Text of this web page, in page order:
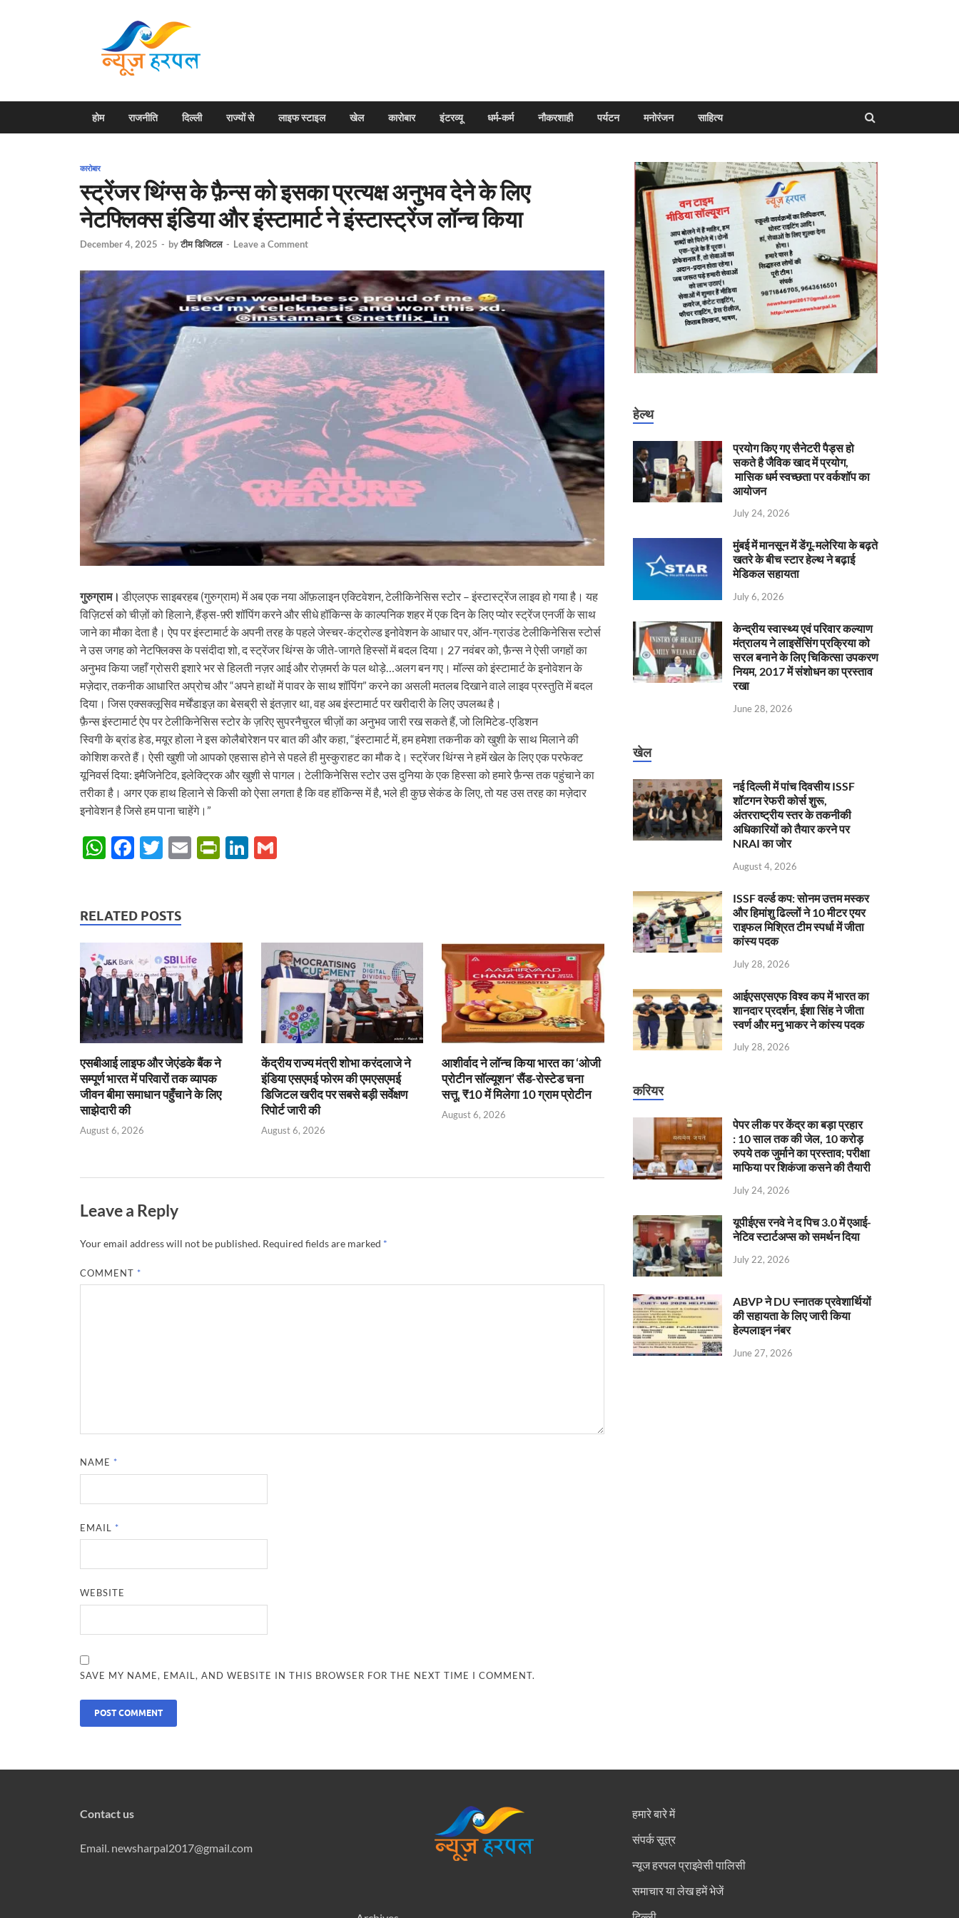
होम राजनीति दिल्ली राज्यों से लाइफ स्टाइल खेल कारोबार इंटरव्यू धर्म-कर्म नौकरशाही पर्यटन मनोरंजन साहित्य
कारोबार
स्ट्रेंजर थिंग्स के फ़ैन्स को इसका प्रत्यक्ष अनुभव देने के लिए
नेटफ्लिक्स इंडिया और इंस्टामार्ट ने इंस्टास्ट्रेंज लॉन्च किया
December 4, 2025 - byटीम डिजिटल - Leave a Comment
गुरुग्राम। डीएलएफ साइबरहब (गुरुग्राम) में अब एक नया ऑफ़लाइन एक्टिवेशन, टेलीकिनेसिस स्टोर – इंस्टास्ट्रेंज लाइव हो गया है। यह
विज़िटर्स को चीज़ों को हिलाने, हैंड्स-फ़्री शॉपिंग करने और सीधे हॉकिन्स के काल्पनिक शहर में एक दिन के लिए प्योर स्ट्रेंज एनर्जी के साथ
जाने का मौका देता है। ऐप पर इंस्टामार्ट के अपनी तरह के पहले जेस्चर-कंट्रोल्ड इनोवेशन के आधार पर, ऑन-ग्राउंड टेलीकिनेसिस स्टोर्स
ने उस जगह को नेटफ्लिक्स के पसंदीदा शो, द स्ट्रेंजर थिंग्स के जीते-जागते हिस्सों में बदल दिया। 27 नवंबर को, फ़ैन्स ने ऐसी जगहों का
अनुभव किया जहाँ ग्रोसरी इशारे भर से हिलती नज़र आई और रोज़मर्रा के पल थोड़े…अलग बन गए। मॉल्स को इंस्टामार्ट के इनोवेशन के
मज़ेदार, तकनीक आधारित अप्रोच और “अपने हाथों में पावर के साथ शॉपिंग” करने का असली मतलब दिखाने वाले लाइव प्रस्तुति में बदल
दिया। जिस एक्सक्लूसिव मर्चेंडाइज़ का बेसब्री से इंतज़ार था, वह अब इंस्टामार्ट पर खरीदारी के लिए उपलब्ध है।
फ़ैन्स इंस्टामार्ट ऐप पर टेलीकिनेसिस स्टोर के ज़रिए सुपरनैचुरल चीज़ों का अनुभव जारी रख सकते हैं, जो लिमिटेड-एडिशन
स्विगी के ब्रांड हेड, मयूर होला ने इस कोलैबोरेशन पर बात की और कहा, “इंस्टामार्ट में, हम हमेशा तकनीक को खुशी के साथ मिलाने की
कोशिश करते हैं। ऐसी खुशी जो आपको एहसास होने से पहले ही मुस्कुराहट का मौक दे। स्ट्रेंजर थिंग्स ने हमें खेल के लिए एक परफेक्ट
यूनिवर्स दिया: इमैजिनेटिव, इलेक्ट्रिक और खुशी से पागल। टेलीकिनेसिस स्टोर उस दुनिया के एक हिस्सा को हमारे फ़ैन्स तक पहुंचाने का
तरीका है। अगर एक हाथ हिलाने से किसी को ऐसा लगता है कि वह हॉकिन्स में है, भले ही कुछ सेकंड के लिए, तो यह उस तरह का मज़ेदार
इनोवेशन है जिसे हम पाना चाहेंगे।”
W
s
p
p
F
b
o
k
T
er
E
P
ie
n
dl
y
Li
dI
RELATED POSTS
एसबीआई लाइफ और जेएंडके बैंक ने
सम्पूर्ण भारत में परिवारों तक व्यापक
जीवन बीमा समाधान पहुँचाने के लिए
साझेदारी की
August 6, 2026
केंद्रीय राज्य मंत्री शोभा करंदलाजे ने
इंडिया एसएमई फोरम की एमएसएमई
डिजिटल खरीद पर सबसे बड़ी सर्वेक्षण
रिपोर्ट जारी की
August 6, 2026
आशीर्वाद ने लॉन्च किया भारत का ‘ओजी
प्रोटीन सॉल्यूशन’ सैंड-रोस्टेड चना
सत्तू, ₹10 में मिलेगा 10 ग्राम प्रोटीन
August 6, 2026
Leave a Reply
Your email address will not be published. Required fields are marked *
COMMENT *
NAME *
EMAIL *
WEBSITE
SAVE MY NAME, EMAIL, AND WEBSITE IN THIS BROWSER FOR THE NEXT TIME I COMMENT.
हेल्थ
प्रयोग किए गए सैनेटरी पैड्स हो
सकते है जैविक खाद में प्रयोग,
मासिक धर्म स्वच्छता पर वर्कशॉप का
आयोजन
July 24, 2026
मुंबई में मानसून में डेंगू-मलेरिया के बढ़ते
खतरे के बीच स्टार हेल्थ ने बढ़ाई
मेडिकल सहायता
July 6, 2026
केन्‍द्रीय स्वास्थ्य एवं परिवार कल्याण
मंत्रालय ने लाइसेंसिंग प्रक्रिया को
सरल बनाने के लिए चिकित्सा उपकरण
नियम, 2017 में संशोधन का प्रस्ताव
रखा
June 28, 2026
खेल
नई दिल्ली में पांच दिवसीय ISSF
शॉटगन रेफरी कोर्स शुरू,
अंतरराष्ट्रीय स्तर के तकनीकी
अधिकारियों को तैयार करने पर
NRAI का जोर
August 4, 2026
ISSF वर्ल्ड कप: सोनम उत्तम मस्कर
और हिमांशु ढिल्लों ने 10 मीटर एयर
राइफल मिश्रित टीम स्पर्धा में जीता
कांस्य पदक
July 28, 2026
आईएसएसएफ विश्व कप में भारत का
शानदार प्रदर्शन, ईशा सिंह ने जीता
स्वर्ण और मनु भाकर ने कांस्य पदक
July 28, 2026
करियर
पेपर लीक पर केंद्र का बड़ा प्रहार
: 10 साल तक की जेल, 10 करोड़
रुपये तक जुर्माने का प्रस्ताव; परीक्षा
माफिया पर शिकंजा कसने की तैयारी
July 24, 2026
यूपीईएस रनवे ने द पिच 3.0 में एआई-
नेटिव स्टार्टअप्स को समर्थन दिया
July 22, 2026
ABVP ने DU स्नातक प्रवेशार्थियों
की सहायता के लिए जारी किया
हेल्पलाइन नंबर
June 27, 2026
Contact us
Email. newsharpal2017@gmail.com
हमारे बारे में
संपर्क सूत्र
न्यूज हरपल प्राइवेसी पालिसी
समाचार या लेख हमें भेजें